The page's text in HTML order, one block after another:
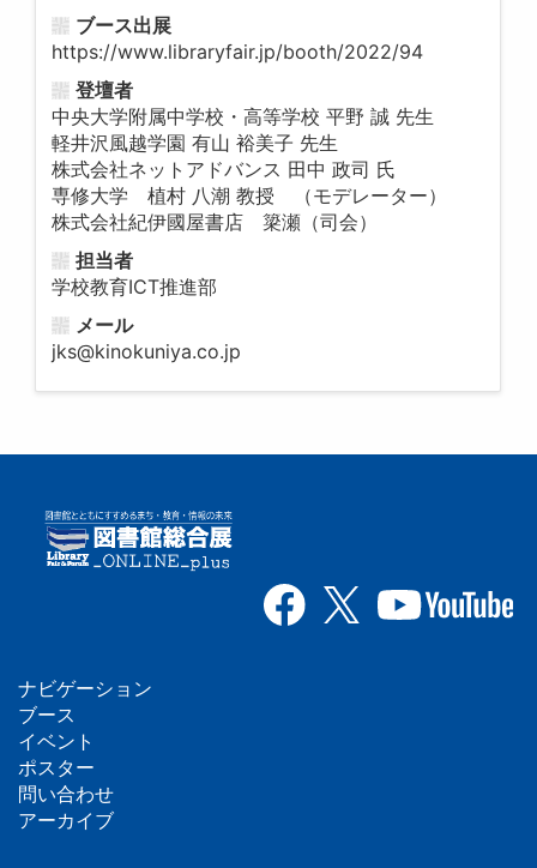
ブース出展
https://www.libraryfair.jp/booth/2022/94
登壇者
中央大学附属中学校・高等学校 平野 誠 先生
軽井沢風越学園 有山 裕美子 先生
株式会社ネットアドバンス 田中 政司 氏
専修大学 植村 八潮 教授 （モデレーター）
株式会社紀伊國屋書店 簗瀬（司会）
担当者
学校教育ICT推進部
メール
jks@kinokuniya.co.jp
フ
ッ
タ
ナビゲーション
ブース
イベント
ポスター
問い合わせ
アーカイブ